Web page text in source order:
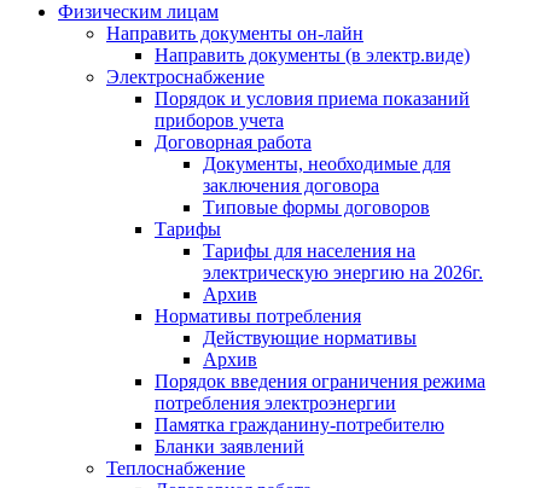
Физическим лицам
Направить документы он-лайн
Направить документы (в электр.виде)
Электроснабжение
Порядок и условия приема показаний
приборов учета
Договорная работа
Документы, необходимые для
заключения договора
Типовые формы договоров
Тарифы
Тарифы для населения на
электрическую энергию на 2026г.
Архив
Нормативы потребления
Действующие нормативы
Архив
Порядок введения ограничения режима
потребления электроэнергии
Памятка гражданину-потребителю
Бланки заявлений
Теплоснабжение